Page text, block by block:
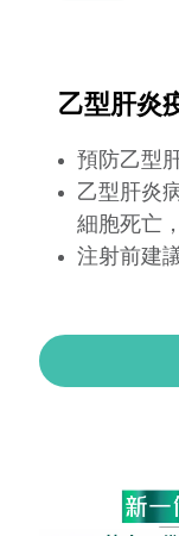
乙型肝炎
預防乙型
乙型肝炎
細胞死亡
注射前建